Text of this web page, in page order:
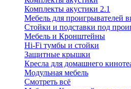
Комплекты акустики 2.1
Мебель для проигрывателей
Стойки и подставки под
Мебель и Кронштейны
Hi-Fi тумбы и стойки
Защитные крышки
Кресла для домашнего
Модульная мебель
Смотреть всё